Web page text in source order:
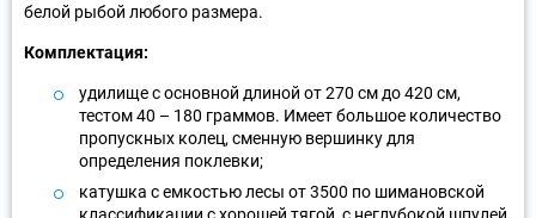
белой рыбой любого размера.
Комплектация:
удилище с основной длиной от 270 см до 420 см,
тестом 40 – 180 граммов. Имеет большое количество
пропускных колец, сменную вершинку для
определения поклевки;
катушка с емкостью лесы от 3500 по шимановской
классификации с хорошей тягой, с неглубокой шпулей,